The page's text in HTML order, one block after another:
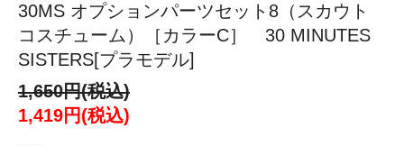
30MS オプションパーツセット8（スカウト
コスチューム）［カラーC］ 30 MINUTES
SISTERS[プラモデル]
1,650円(税込)
1,419円(税込)